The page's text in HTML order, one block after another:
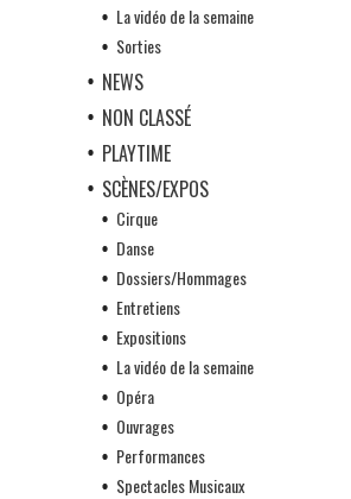
La vidéo de la semaine
Sorties
NEWS
NON CLASSÉ
PLAYTIME
SCÈNES/EXPOS
Cirque
Danse
Dossiers/Hommages
Entretiens
Expositions
La vidéo de la semaine
Opéra
Ouvrages
Performances
Spectacles Musicaux